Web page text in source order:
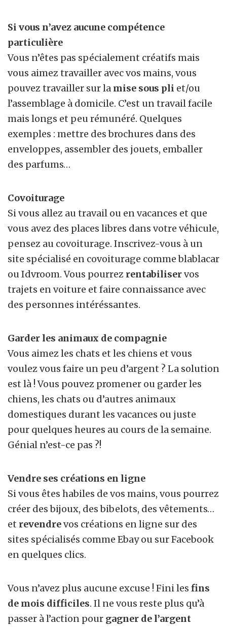
Si vous n’avez aucune compétence
particulière
Vous n’êtes pas spécialement créatifs mais
vous aimez travailler avec vos mains, vous
pouvez travailler sur la mise sous pli et/ou
l’assemblage à domicile. C’est un travail facile
mais longs et peu rémunéré. Quelques
exemples : mettre des brochures dans des
enveloppes, assembler des jouets, emballer
des parfums…
Covoiturage
Si vous allez au travail ou en vacances et que
vous avez des places libres dans votre véhicule,
pensez au covoiturage. Inscrivez-vous à un
site spécialisé en covoiturage comme blablacar
ou Idvroom. Vous pourrez rentabiliservos
trajets en voiture et faire connaissance avec
des personnes intéréssantes.
Garder les animaux de compagnie
Vous aimez les chats et les chiens et vous
voulez vous faire un peu d’argent ? La solution
est là ! Vous pouvez promener ou garder les
chiens, les chats ou d’autres animaux
domestiques durant les vacances ou juste
pour quelques heures au cours de la semaine.
Génial n’est-ce pas ?!
Vendre ses créations en ligne
Si vous êtes habiles de vos mains, vous pourrez
créer des bijoux, des bibelots, des vêtements…
et revendrevos créations en ligne sur des
sites spécialisés comme Ebay ou sur Facebook
en quelques clics.
Vous n’avez plus aucune excuse ! Fini les fins
de mois difficiles. Il ne vous reste plus qu’à
passer à l’action pour gagner de l’argent